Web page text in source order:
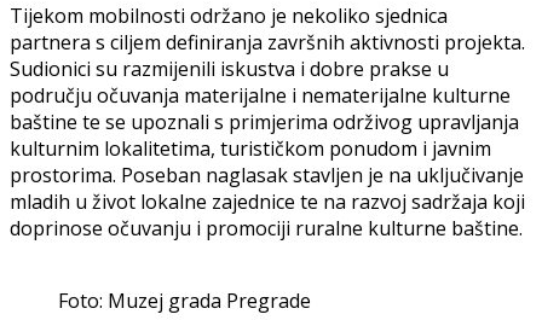
Tijekom mobilnosti održano je nekoliko sjednica
partnera s ciljem definiranja završnih aktivnosti projekta.
Sudionici su razmijenili iskustva i dobre prakse u
području očuvanja materijalne i nematerijalne kulturne
baštine te se upoznali s primjerima održivog upravljanja
kulturnim lokalitetima, turističkom ponudom i javnim
prostorima. Poseban naglasak stavljen je na uključivanje
mladih u život lokalne zajednice te na razvoj sadržaja koji
doprinose očuvanju i promociji ruralne kulturne baštine.
Foto: Muzej grada Pregrade